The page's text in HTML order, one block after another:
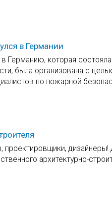
в Германии
которая
была организована с
по пожарной
архитектурно-